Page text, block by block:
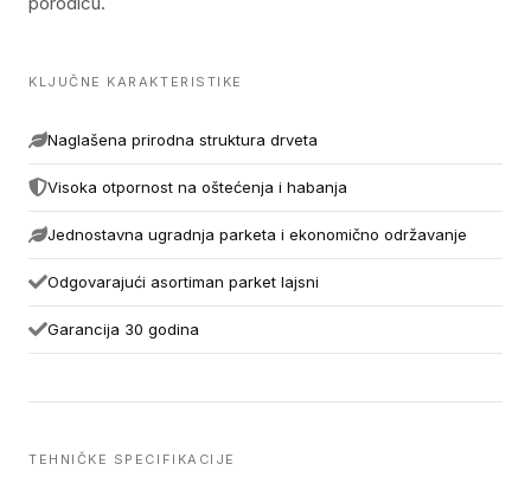
KLJUČNE KARAKTERISTIKE
Naglašena prirodna struktura drveta
Visoka otpornost na oštećenja i habanja
Jednostavna ugradnja parketa i ekonomično održavanje
Odgovarajući asortiman parket lajsni
Garancija 30 godina
TEHNIČKE SPECIFIKACIJE